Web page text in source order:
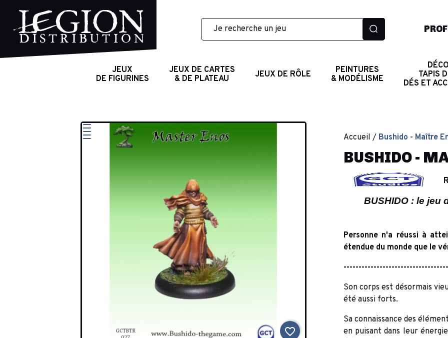
JEUX
DE FIGURINES
JEUX DE CARTES
& DE PLATEAU
JEUX DE RÔLE
PEINTURES
& MODÉLISME
TAPIS
DÉS ET
favorite_border
Accueil Bushido - Maître
BUSHIDO -
BUSHIDO : le jeu
Personne n'a réussi à
étendue du monde que le
-----------------------------------
Son corps est désormais
été aussi forts.
Sa connaissance des
en puisant dans leur